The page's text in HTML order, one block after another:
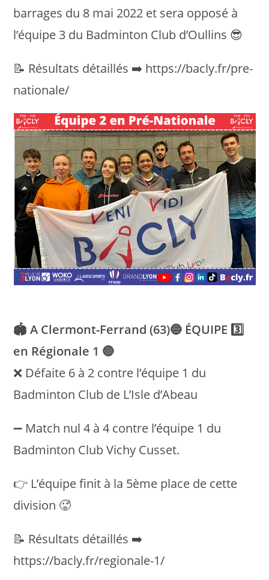
barrages du 8 mai 2022 et sera opposé à
l’équipe 3 du Badminton Club d’Oullins 😎
📝 Résultats détaillés ➡️ https://bacly.fr/pre-
nationale/
🏟 A Clermont-Ferrand (63)🔵 ÉQUIPE 3️⃣
en Régionale 1 🔴
❌ Défaite 6 à 2 contre l’équipe 1 du
Badminton Club de L’Isle d’Abeau
➖ Match nul 4 à 4 contre l’équipe 1 du
Badminton Club Vichy Cusset.
👉 L’équipe finit à la 5ème place de cette
division 🥵
📝 Résultats détaillés ➡️
https://bacly.fr/regionale-1/